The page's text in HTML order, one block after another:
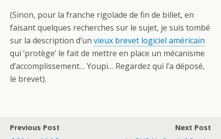
(Sinon, pour la franche rigolade de fin de billet, en
faisant quelques recherches sur le sujet, je suis tombé
sur la description d’un vieux brevet logiciel américain
qui ‘protège’ le fait de mettre en place un mécanisme
d’accomplissement… Youpi… Regardez qui l’a déposé,
le brevet).
Previous Post
Next Post